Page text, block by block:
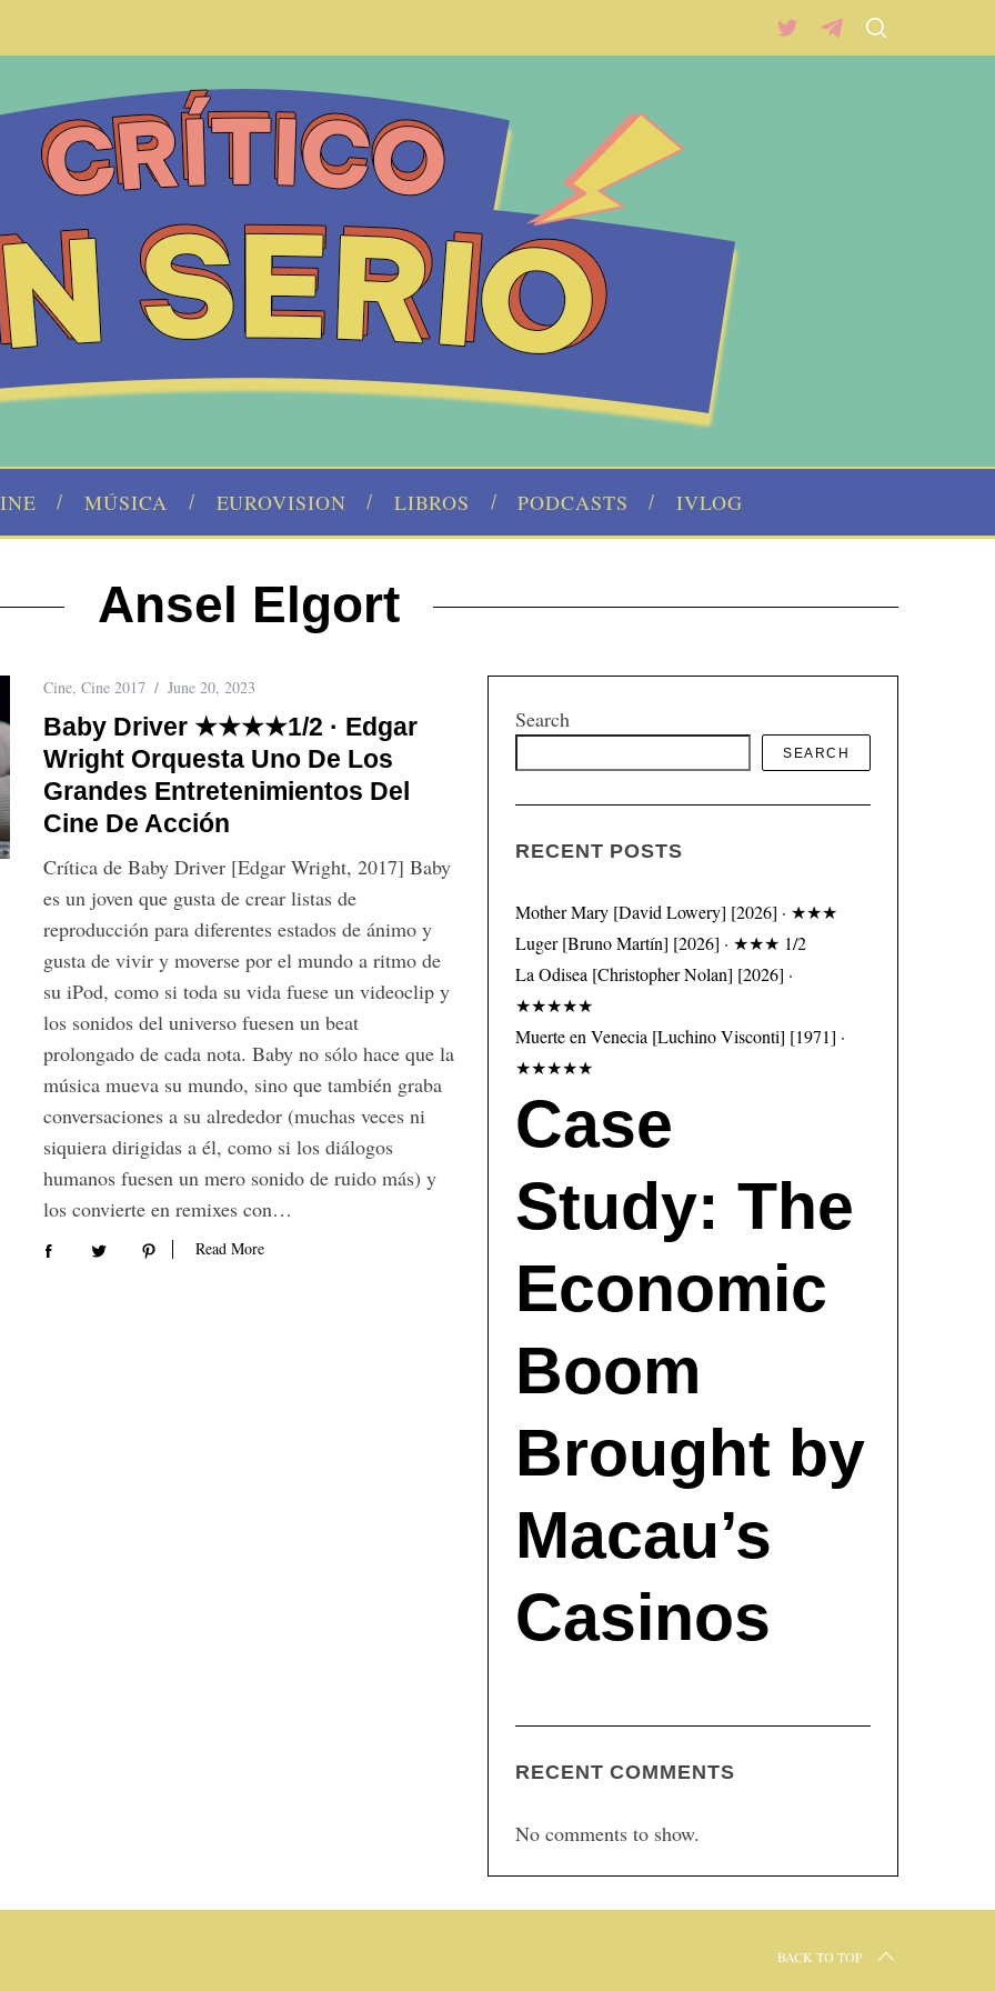
MÚSICA EUROVISION LIBROS PODCASTS IVLOG
Ansel Elgort
Cine, Cine 2017 June 20, 2023
Baby Driver ★★★★1/2 · Edgar
Wright Orquesta Uno De Los
Grandes Entretenimientos Del
Cine De Acción
Crítica de Baby Driver [Edgar Wright, 2017] Baby
es un joven que gusta de crear listas de
reproducción para diferentes estados de ánimo y
gusta de vivir y moverse por el mundo a ritmo de
su iPod, como si toda su vida fuese un videoclip y
los sonidos del universo fuesen un beat
prolongado de cada nota. Baby no sólo hace que la
música mueva su mundo, sino que también graba
conversaciones a su alrededor (muchas veces ni
siquiera dirigidas a él, como si los diálogos
humanos fuesen un mero sonido de ruido más) y
los convierte en remixes con…
Read More
Search
SEARCH
RECENT POSTS
Mother Mary [David Lowery] [2026] · ★★★
Luger [Bruno Martín] [2026] · ★★★ 1/2
La Odisea [Christopher Nolan] [2026] ·
★★★★★
Muerte en Venecia [Luchino Visconti] [1971] ·
★★★★★
Case
Study: The
Economic
Boom
Brought by
Macau’s
Casinos
RECENT COMMENTS
No comments to show.
BACK TO TOP